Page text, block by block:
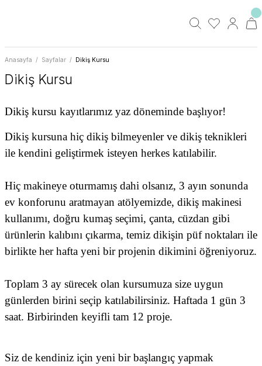
Anasayfa Sayfalar Dikiş Kursu
Dikiş Kursu
Dikiş kursu kayıtlarımız yaz döneminde başlıyor!
Dikiş kursuna hiç dikiş bilmeyenler ve dikiş teknikleri
ile kendini geliştirmek isteyen herkes katılabilir.
Hiç makineye oturmamış dahi olsanız, 3 ayın sonunda
ev konforunu aratmayan atölyemizde, dikiş makinesi
kullanımı, doğru kumaş seçimi, çanta, cüzdan gibi
ürünlerin kalıbını çıkarma, temiz dikişin püf noktaları ile
birlikte her hafta yeni bir projenin dikimini öğreniyoruz.
Toplam 3 ay sürecek olan kursumuza size uygun
günlerden birini seçip katılabilirsiniz. Haftada 1 gün 3
saat. Birbirinden keyifli tam 12 proje.
Siz de kendiniz için yeni bir başlangıç yapmak